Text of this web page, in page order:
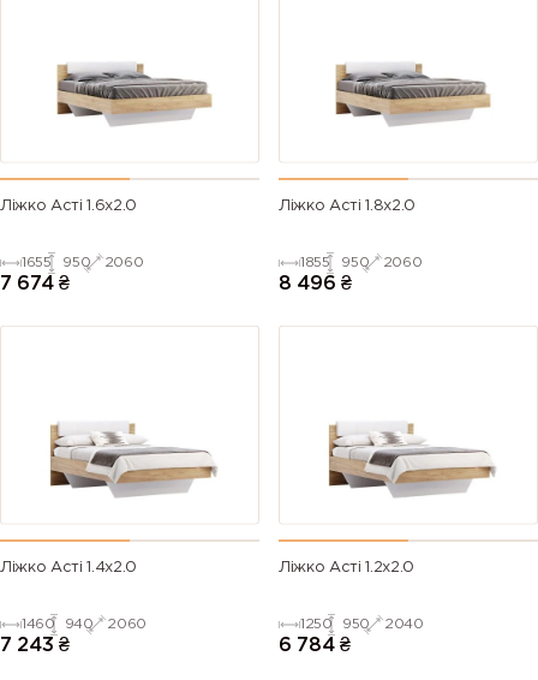
Ліжко Асті 1.6х2.0
1655 950 2060
7 674 ₴
Ліжко Асті 1.8х2.0
1855 950 2060
8 496 ₴
Ліжко Асті 1.4х2.0
1460 940 2060
7 243 ₴
Ліжко Асті 1.2х2.0
1250 950 2040
6 784 ₴